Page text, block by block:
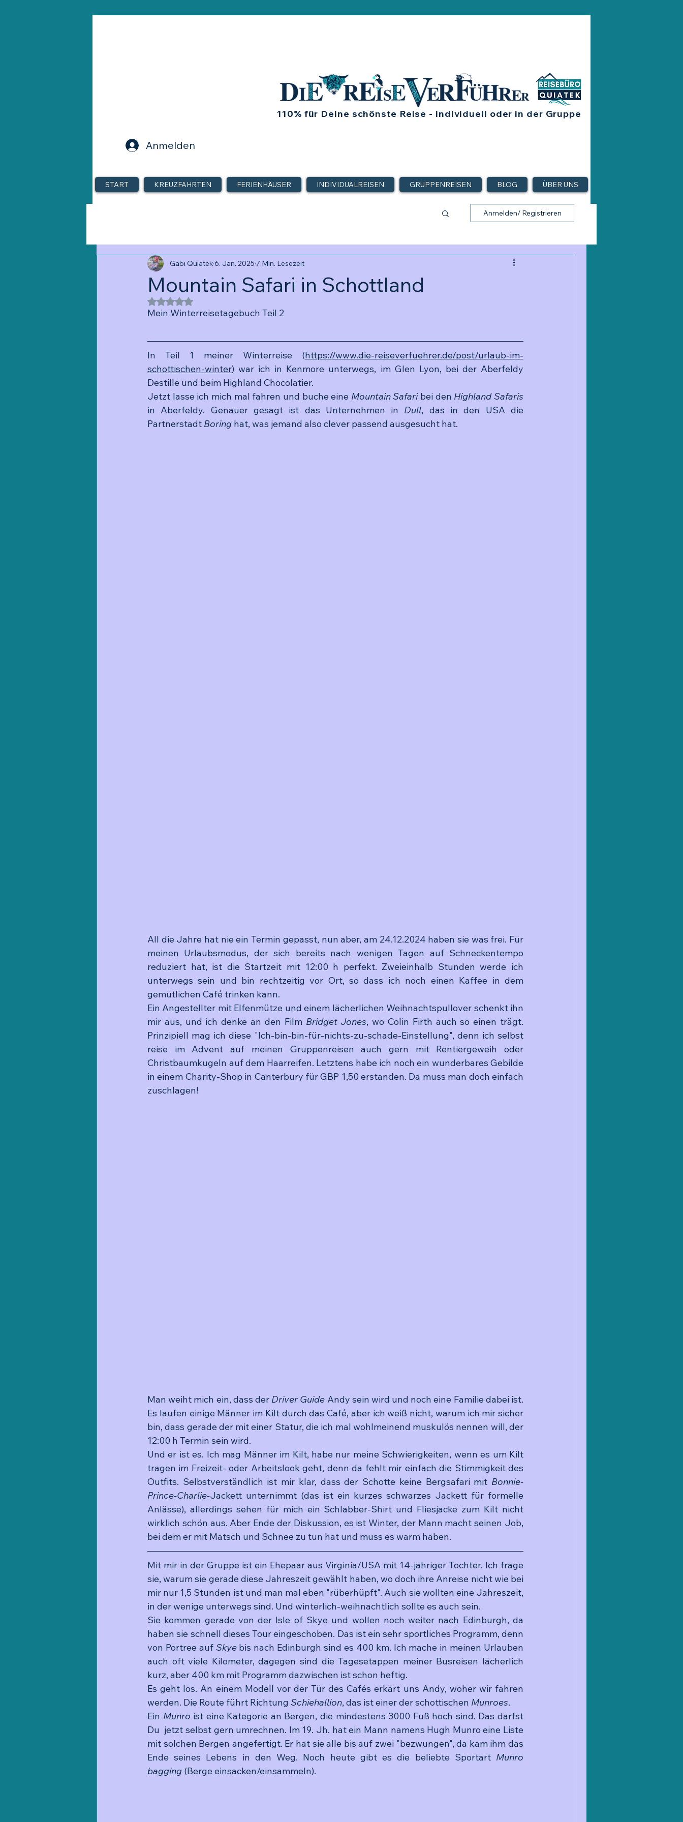
Anmelden
110% für Deine schönste Reise - individuell oder in der Gruppe
START KREUZFAHRTEN FERIENHÄUSER INDIVIDUALREISEN GRUPPENREISEN BLOG ÜBER UNS
Anmelden/ Registrieren
Mountain Safari in Schottland
Gabi Quiatek6. Jan. 2025 7 Min. Lesezeit
Mit NaN von 5 Sternen bewertet.
Mein Winterreisetagebuch Teil 2
In Teil 1 meiner Winterreise (https://www.die-reiseverfuehrer.de/post/urlaub-im-
schottischen-winter) war ich in Kenmore unterwegs, im Glen Lyon, bei der Aberfeldy
Destille und beim Highland Chocolatier.
Jetzt lasse ich mich mal fahren und buche eine Mountain Safari bei den Highland Safaris
in Aberfeldy. Genauer gesagt ist das Unternehmen in Dull, das in den USA die
Partnerstadt Boring hat, was jemand also clever passend ausgesucht hat.
All die Jahre hat nie ein Termin gepasst, nun aber, am 24.12.2024 haben sie was frei. Für
meinen Urlaubsmodus, der sich bereits nach wenigen Tagen auf Schneckentempo
reduziert hat, ist die Startzeit mit 12:00 h perfekt. Zweieinhalb Stunden werde ich
unterwegs sein und bin rechtzeitig vor Ort, so dass ich noch einen Kaffee in dem
gemütlichen Café trinken kann.
Ein Angestellter mit Elfenmütze und einem lächerlichen Weihnachtspullover schenkt ihn
mir aus, und ich denke an den Film Bridget Jones, wo Colin Firth auch so einen trägt.
Prinzipiell mag ich diese "Ich-bin-bin-für-nichts-zu-schade-Einstellung", denn ich selbst
reise im Advent auf meinen Gruppenreisen auch gern mit Rentiergeweih oder
Christbaumkugeln auf dem Haarreifen. Letztens habe ich noch ein wunderbares Gebilde
in einem Charity-Shop in Canterbury für GBP 1,50 erstanden. Da muss man doch einfach
zuschlagen!
Man weiht mich ein, dass der Driver Guide Andy sein wird und noch eine Familie dabei ist.
Es laufen einige Männer im Kilt durch das Café, aber ich weiß nicht, warum ich mir sicher
bin, dass gerade der mit einer Statur, die ich mal wohlmeinend muskulös nennen will, der
12:00 h Termin sein wird.
Und er ist es. Ich mag Männer im Kilt, habe nur meine Schwierigkeiten, wenn es um Kilt
tragen im Freizeit- oder Arbeitslook geht, denn da fehlt mir einfach die Stimmigkeit des
Outfits. Selbstverständlich ist mir klar, dass der Schotte keine Bergsafari mit Bonnie-
Prince-Charlie-Jackett unternimmt (das ist ein kurzes schwarzes Jackett für formelle
Anlässe), allerdings sehen für mich ein Schlabber-Shirt und Fliesjacke zum Kilt nicht
wirklich schön aus. Aber Ende der Diskussion, es ist Winter, der Mann macht seinen Job,
bei dem er mit Matsch und Schnee zu tun hat und muss es warm haben.
Mit mir in der Gruppe ist ein Ehepaar aus Virginia/USA mit 14-jähriger Tochter. Ich frage
sie, warum sie gerade diese Jahreszeit gewählt haben, wo doch ihre Anreise nicht wie bei
mir nur 1,5 Stunden ist und man mal eben "rüberhüpft". Auch sie wollten eine Jahreszeit,
in der wenige unterwegs sind. Und winterlich-weihnachtlich sollte es auch sein.
Sie kommen gerade von der Isle of Skye und wollen noch weiter nach Edinburgh, da
haben sie schnell dieses Tour eingeschoben. Das ist ein sehr sportliches Programm, denn
von Portree auf Skye bis nach Edinburgh sind es 400 km. Ich mache in meinen Urlauben
auch oft viele Kilometer, dagegen sind die Tagesetappen meiner Busreisen lächerlich
kurz, aber 400 km mit Programm dazwischen ist schon heftig.
Es geht los. An einem Modell vor der Tür des Cafés erkärt uns Andy, woher wir fahren
werden. Die Route führt Richtung Schiehallion, das ist einer der schottischen Munroes.
Ein Munro ist eine Kategorie an Bergen, die mindestens 3000 Fuß hoch sind. Das darfst
Du  jetzt selbst gern umrechnen. Im 19. Jh. hat ein Mann namens Hugh Munro eine Liste
mit solchen Bergen angefertigt. Er hat sie alle bis auf zwei "bezwungen", da kam ihm das
Ende seines Lebens in den Weg. Noch heute gibt es die beliebte Sportart Munro
bagging (Berge einsacken/einsammeln).